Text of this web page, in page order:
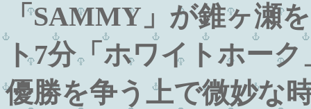
「SAMMY」が錐ヶ瀬
ト7分「ホワイトホー
優勝を争う上で微妙な